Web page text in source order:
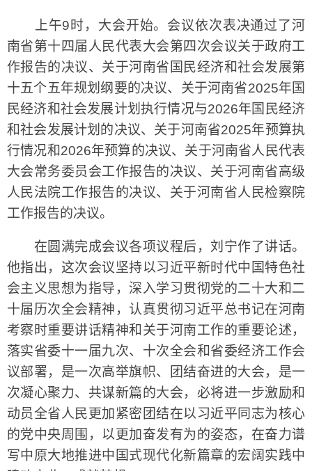
上午9时，大会开始。会议依次表决通过了河
南省第十四届人民代表大会第四次会议关于政府工
作报告的决议、关于河南省国民经济和社会发展第
十五个五年规划纲要的决议、关于河南省2025年国
民经济和社会发展计划执行情况与2026年国民经济
和社会发展计划的决议、关于河南省2025年预算执
行情况和2026年预算的决议、关于河南省人民代表
大会常务委员会工作报告的决议、关于河南省高级
人民法院工作报告的决议、关于河南省人民检察院
工作报告的决议。
在圆满完成会议各项议程后，刘宁作了讲话。
他指出，这次会议坚持以习近平新时代中国特色社
会主义思想为指导，深入学习贯彻党的二十大和二
十届历次全会精神，认真贯彻习近平总书记在河南
考察时重要讲话精神和关于河南工作的重要论述，
落实省委十一届九次、十次全会和省委经济工作会
议部署，是一次高举旗帜、团结奋进的大会，是一
次凝心聚力、共谋新篇的大会，必将进一步激励和
动员全省人民更加紧密团结在以习近平同志为核心
的党中央周围，以更加奋发有为的姿态，在奋力谱
写中原大地推进中国式现代化新篇章的宏阔实践中